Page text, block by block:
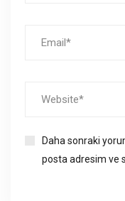
Daha sonraki
posta adresim ve